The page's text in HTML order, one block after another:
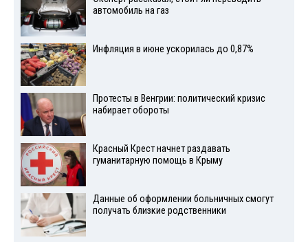
автомобиль на газ
Инфляция в июне ускорилась до 0,87%
Протесты в Венгрии: политический кризис
набирает обороты
Красный Крест начнет раздавать
гуманитарную помощь в Крыму
Данные об оформлении больничных смогут
получать близкие родственники